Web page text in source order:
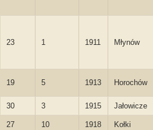
23 1 1911 Młynów
19 5 1913 Horochów
30 3 1915 Jałowicze
27 10 1918 Kołki